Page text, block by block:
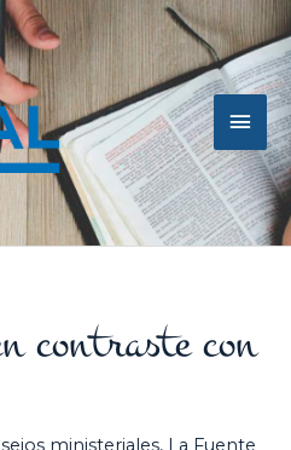
contraste con
ministeriales, La Fuente